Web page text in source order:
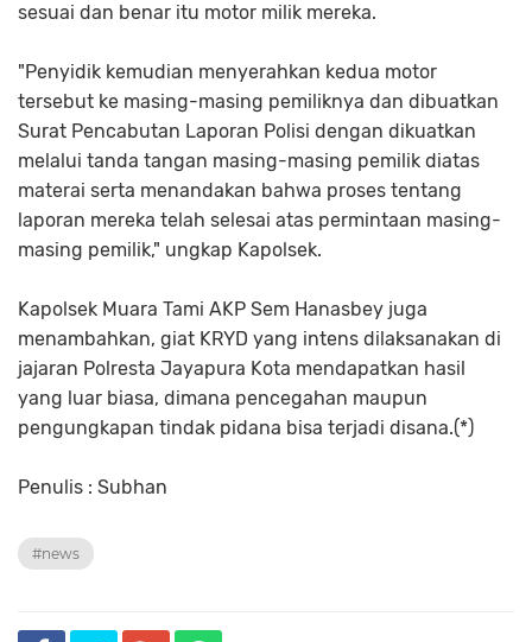
sesuai dan benar itu motor milik mereka.
"Penyidik kemudian menyerahkan kedua motor
tersebut ke masing-masing pemiliknya dan dibuatkan
Surat Pencabutan Laporan Polisi dengan dikuatkan
melalui tanda tangan masing-masing pemilik diatas
materai serta menandakan bahwa proses tentang
laporan mereka telah selesai atas permintaan masing-
masing pemilik," ungkap Kapolsek.
Kapolsek Muara Tami AKP Sem Hanasbey juga
menambahkan, giat KRYD yang intens dilaksanakan di
jajaran Polresta Jayapura Kota mendapatkan hasil
yang luar biasa, dimana pencegahan maupun
pengungkapan tindak pidana bisa terjadi disana.(*)
Penulis : Subhan
#news